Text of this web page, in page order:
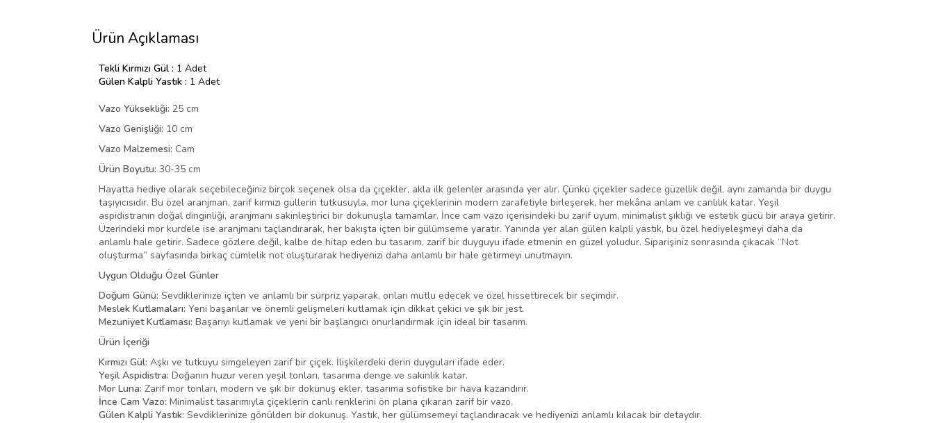
Ürün Açıklaması
Tekli Kırmızı Gül : 1 Adet
Gülen Kalpli Yastık : 1 Adet
Vazo Yüksekliği: 25 cm
Vazo Genişliği: 10 cm
Vazo Malzemesi: Cam
Ürün Boyutu: 30-35 cm
Hayatta hediye olarak seçebileceğiniz birçok seçenek olsa da çiçekler, akla ilk gelenler arasında yer alır. Çünkü çiçekler sadece güzellik değil, aynı zamanda bir duygu
taşıyıcısıdır. Bu özel aranjman, zarif kırmızı güllerin tutkusuyla, mor luna çiçeklerinin modern zarafetiyle birleşerek, her mekâna anlam ve canlılık katar. Yeşil
aspidistranın doğal dinginliği, aranjmanı sakinleştirici bir dokunuşla tamamlar. İnce cam vazo içerisindeki bu zarif uyum, minimalist şıklığı ve estetik gücü bir araya getirir.
Üzerindeki mor kurdele ise aranjmanı taçlandırarak, her bakışta içten bir gülümseme yaratır. Yanında yer alan gülen kalpli yastık, bu özel hediyeleşmeyi daha da
anlamlı hale getirir. Sadece gözlere değil, kalbe de hitap eden bu tasarım, zarif bir duyguyu ifade etmenin en güzel yoludur. Siparişiniz sonrasında çıkacak “Not
oluşturma” sayfasında birkaç cümlelik not oluşturarak hediyenizi daha anlamlı bir hale getirmeyi unutmayın.
Uygun Olduğu Özel Günler
Doğum Günü: Sevdiklerinize içten ve anlamlı bir sürpriz yaparak, onları mutlu edecek ve özel hissettirecek bir seçimdir.
Meslek Kutlamaları: Yeni başarılar ve önemli gelişmeleri kutlamak için dikkat çekici ve şık bir jest.
Mezuniyet Kutlaması: Başarıyı kutlamak ve yeni bir başlangıcı onurlandırmak için ideal bir tasarım.
Ürün İçeriği
Kırmızı Gül: Aşkı ve tutkuyu simgeleyen zarif bir çiçek. İlişkilerdeki derin duyguları ifade eder.
Yeşil Aspidistra: Doğanın huzur veren yeşil tonları, tasarıma denge ve sakinlik katar.
Mor Luna: Zarif mor tonları, modern ve şık bir dokunuş ekler, tasarıma sofistike bir hava kazandırır.
İnce Cam Vazo: Minimalist tasarımıyla çiçeklerin canlı renklerini ön plana çıkaran zarif bir vazo.
Gülen Kalpli Yastık: Sevdiklerinize gönülden bir dokunuş. Yastık, her gülümsemeyi taçlandıracak ve hediyenizi anlamlı kılacak bir detaydır.